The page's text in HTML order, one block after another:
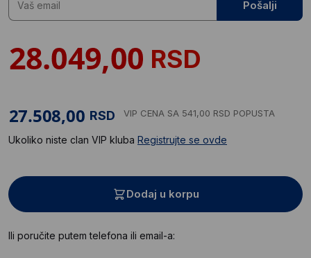
Pošalji
RSD
RSD VIP CENA SA 541,00 RSD POPUSTA
Ukoliko niste clan VIP kluba Registrujte se ovde
Dodaj u korpu
Ili poručite putem telefona ili email-a: